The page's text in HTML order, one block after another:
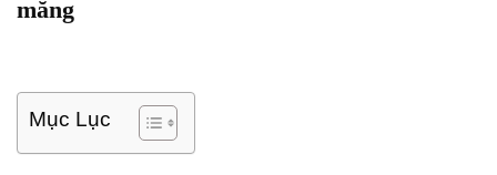
măng
Mục Lục